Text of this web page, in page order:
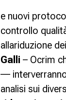
e nuovi
controllo
allariduzione
Galli – Ocrim
––
analisi sui